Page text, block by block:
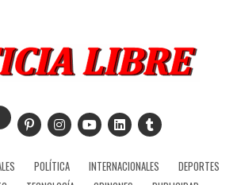
POLÍTICA INTERNACIONALES
DEPORTES